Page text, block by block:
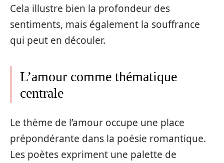
Cela illustre bien la profondeur des
sentiments, mais également la souffrance
qui peut en découler.
L’amour comme thématique
centrale
Le thème de l’amour occupe une place
prépondérante dans la poésie romantique.
Les poètes expriment une palette de